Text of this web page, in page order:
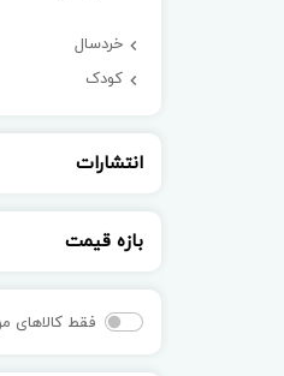
خردسال
کودک
انتشارات
بازه قیمت
فقط کالاهای